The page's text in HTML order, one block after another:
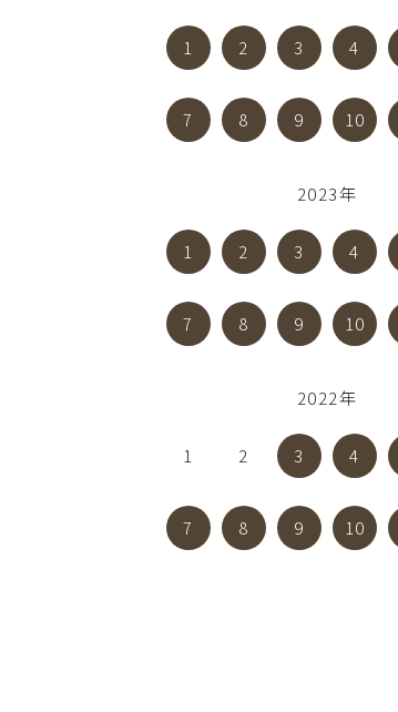
1 2 3 4
7 8 9 10
2023年
1 2 3 4
7 8 9 10
2022年
1 2 3 4
7 8 9 10